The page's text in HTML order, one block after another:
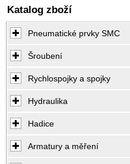
Katalog zboží
Pneumatické prvky SMC
Šroubení
Rychlospojky a spojky
Hydraulika
Hadice
Armatury a měření